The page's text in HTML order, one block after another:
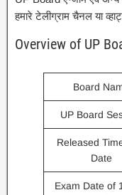
हमारे टेलीग्राम चैनल या
Overview of UP
Board
UP Board
Released
Date
Exam Date of